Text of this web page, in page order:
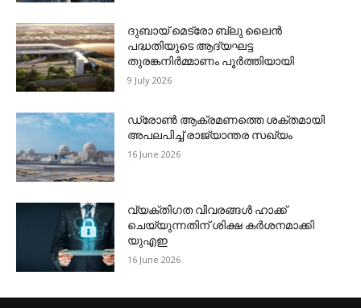
ദുബായ് മെട്രോ ബ്ലു ലൈന്‍
പദ്ധതിയുടെ ആദ്യഘട്ട
തുരങ്കനിര്‍മ്മാണം പൂര്‍ത്തിയായി
9 July 2026
ഡ്രോണ്‍ ആക്രമണത്തെ ശക്തമായി
അപലപിച്ച് രാജ്യാന്തര സഖ്യം
16 June 2026
വ്യക്തിഗത വിവരങ്ങള്‍ ഹാക്ക്
ചെയ്യുന്നതിന് ശിക്ഷ കര്‍ശനമാക്കി
യുഎഇ
16 June 2026